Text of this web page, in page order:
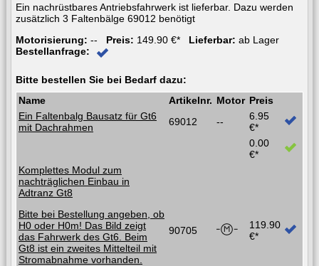
Ein nachrüstbares Antriebsfahrwerk ist lieferbar. Dazu werden
zusätzlich 3 Faltenbälge 69012 benötigt
Motorisierung: -- Preis: 149.90 €* Lieferbar: ab Lager
Bestellanfrage:
Bitte bestellen Sie bei Bedarf dazu:
Name
Artikelnr. Motor Preis
Ein Faltenbalg Bausatz für Gt6
mit Dachrahmen
69012 --
6.95
€*
0.00
€*
Komplettes Modul zum
nachträglichen Einbau in
Adtranz Gt8
Bitte bei Bestellung angeben, ob
H0 oder H0m! Das Bild zeigt
das Fahrwerk des Gt6. Beim
Gt8 ist ein zweites Mittelteil mit
Stromabnahme vorhanden.
90705
119.90
€*